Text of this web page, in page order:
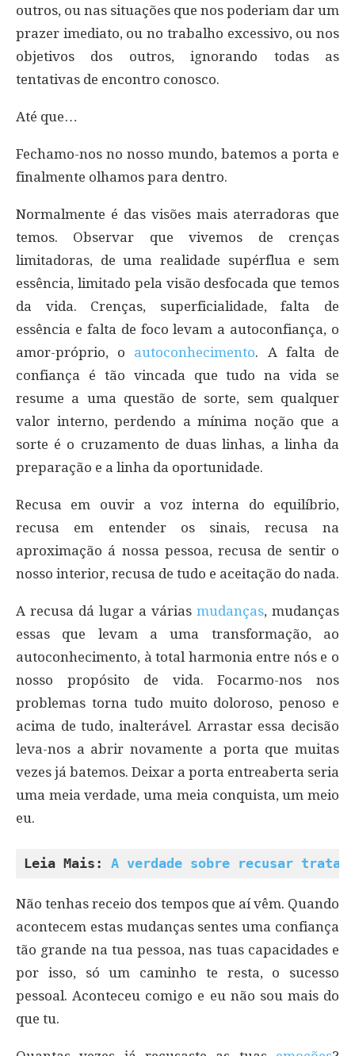
outros, ou nas situações que nos poderiam dar um
prazer imediato, ou no trabalho excessivo, ou nos
objetivos dos outros, ignorando todas as
tentativas de encontro conosco.
Até que…
Fechamo-nos no nosso mundo, batemos a porta e
finalmente olhamos para dentro.
Normalmente é das visões mais aterradoras que
temos. Observar que vivemos de crenças
limitadoras, de uma realidade supérflua e sem
essência, limitado pela visão desfocada que temos
da vida. Crenças, superficialidade, falta de
essência e falta de foco levam a autoconfiança, o
amor-próprio, o autoconhecimento. A falta de
confiança é tão vincada que tudo na vida se
resume a uma questão de sorte, sem qualquer
valor interno, perdendo a mínima noção que a
sorte é o cruzamento de duas linhas, a linha da
preparação e a linha da oportunidade.
Recusa em ouvir a voz interna do equilíbrio,
recusa em entender os sinais, recusa na
aproximação á nossa pessoa, recusa de sentir o
nosso interior, recusa de tudo e aceitação do nada.
A recusa dá lugar a várias mudanças, mudanças
essas que levam a uma transformação, ao
autoconhecimento, à total harmonia entre nós e o
nosso propósito de vida. Focarmo-nos nos
problemas torna tudo muito doloroso, penoso e
acima de tudo, inalterável. Arrastar essa decisão
leva-nos a abrir novamente a porta que muitas
vezes já batemos. Deixar a porta entreaberta seria
uma meia verdade, uma meia conquista, um meio
eu.
Leia Mais: A verdade sobre recusar
Não tenhas receio dos tempos que aí vêm. Quando
acontecem estas mudanças sentes uma confiança
tão grande na tua pessoa, nas tuas capacidades e
por isso, só um caminho te resta, o sucesso
pessoal. Aconteceu comigo e eu não sou mais do
que tu.